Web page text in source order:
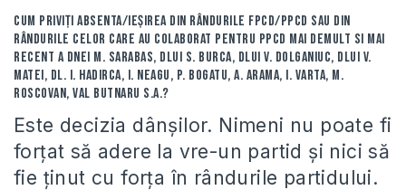
Cum priviţi absenta/ieşirea din rândurile FPCD/PPCD sau din
rândurile celor care au colaborat pentru PPCD mai demult si mai
recent a dnei M. Sarabas, dlui S. Burca, dlui V. Dolganiuc, dlui V.
Matei, dl. I. Hadirca, I. Neagu, P. Bogatu, A. Arama, I. Varta, M.
Roscovan, Val Butnaru s.a.?
Este decizia dânşilor. Nimeni nu poate fi
forţat să adere la vre-un partid şi nici să
fie ţinut cu forţa în rândurile partidului.